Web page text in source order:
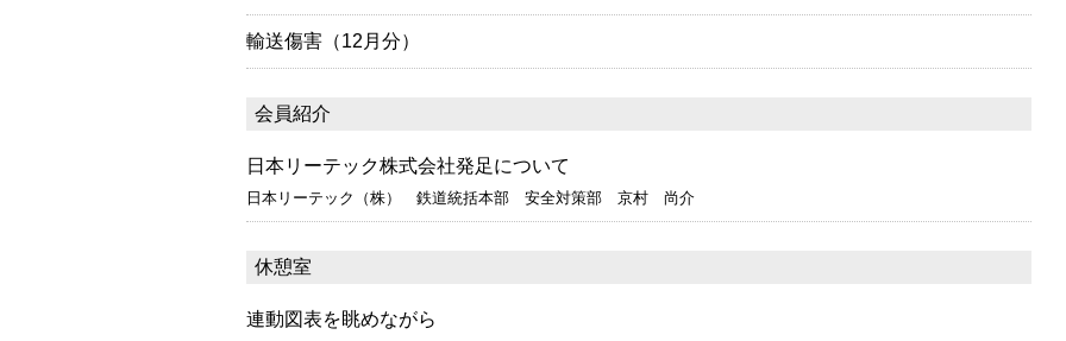
輸送傷害（12月分）
会員紹介
日本リーテック株式会社発足について
日本リーテック（株） 鉄道統括本部 安全対策部 京村 尚介
休憩室
連動図表を眺めながら